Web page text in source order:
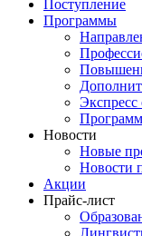
Поступление
Программы
Экспресс
Новости
Новые
Новости
Акции
Прайс-лист